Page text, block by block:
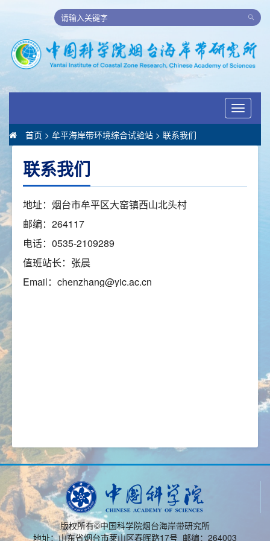
Toggle
首页 > 牟平海岸带环境综合试验站 > 联系我们
联系我们
地址：烟台市牟平区大窑镇西山北头村
邮编：264117
电话：0535-2109289
值班站长：张晨
Email：chenzhang@yic.ac.cn
版权所有©中国科学院烟台海岸带研究所
地址：山东省烟台市莱山区春晖路17号 邮编：264003